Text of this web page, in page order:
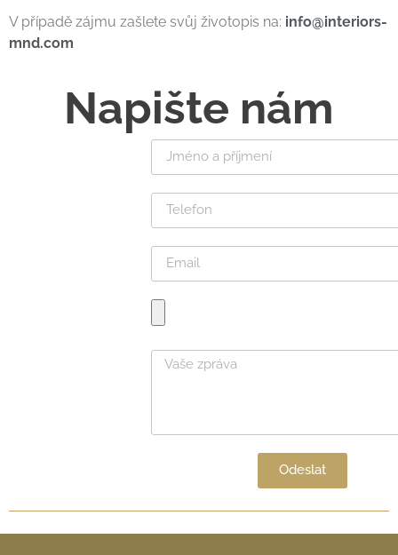
V případě zájmu zašlete svůj životopis na: info@interiors-
mnd.com
Napište nám
Odeslat